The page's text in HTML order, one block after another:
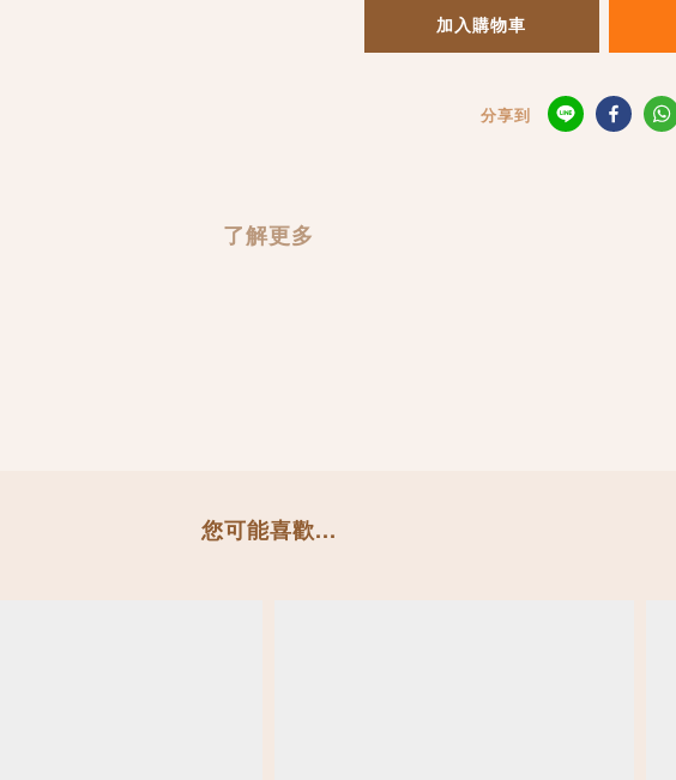
加入購物車
分享到
了解更多
您可能喜歡...